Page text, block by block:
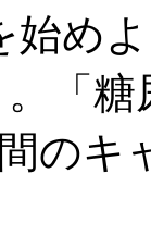
めよ
。「
のキ